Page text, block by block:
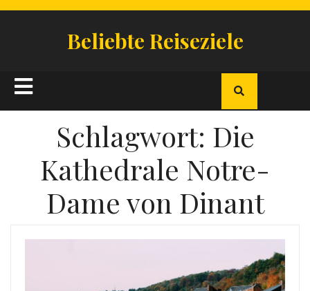
Beliebte Reiseziele
Open
Button
Schlagwort: Die
Kathedrale Notre-
Dame von Dinant